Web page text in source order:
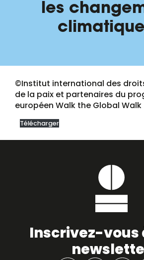
les
©Institut international des
de la paix et partenaires du
européen Walk the Global Walk
Télécharger
Inscrivez-vous